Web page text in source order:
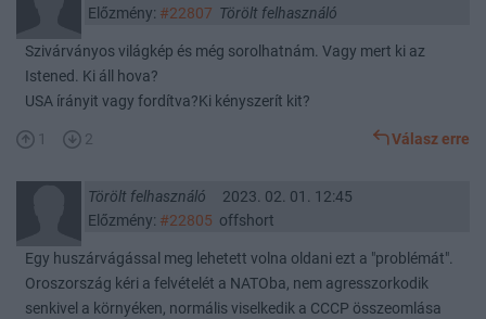
Előzmény: #22807 Törölt felhasználó
Szivárványos világkép és még sorolhatnám. Vagy mert ki az
Istened. Ki áll hova?
USA írányit vagy fordítva?Ki kényszerít kit?
1 2 Válasz erre
Törölt felhasználó
2023. 02. 01. 12:45
Előzmény: #22805 offshort
Egy huszárvágással meg lehetett volna oldani ezt a "problémát".
Oroszország kéri a felvételét a NATOba, nem agresszorkodik
senkivel a környéken, normális viselkedik a CCCP összeomlása